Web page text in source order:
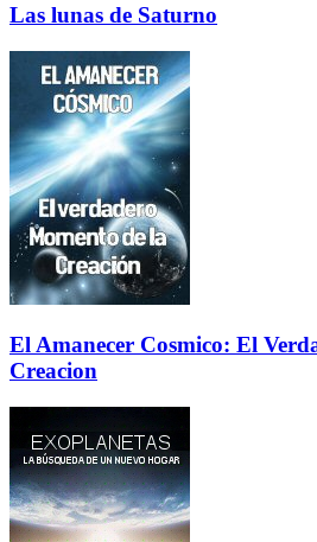
Las lunas de Saturno
El Amanecer Cosmico: El
Creacion